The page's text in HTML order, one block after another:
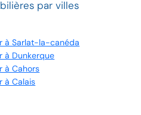
par villes
à Sarlat-la-canéda
à Dunkerque
à Cahors
à Calais